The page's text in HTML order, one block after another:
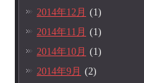
2014年12月 (1)
2014年11月 (1)
2014年10月 (1)
2014年9月 (2)